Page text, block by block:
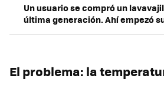
Un usuario se compró un
última generación. Ahí empezó
El problema: la